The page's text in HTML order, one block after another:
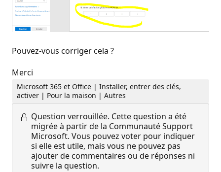
Pouvez-vous corriger cela ?
Merci
Microsoft 365 et Office | Installer, entrer des clés,
activer | Pour la maison | Autres
Question verrouillée. Cette question a été
migrée à partir de la Communauté Support
Microsoft. Vous pouvez voter pour indiquer
si elle est utile, mais vous ne pouvez pas
ajouter de commentaires ou de réponses ni
suivre la question.